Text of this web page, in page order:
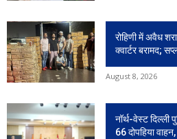
रोहिणी में अवैध
क्वार्टर बरामद;
August 8, 2026
नॉर्थ-वेस्ट दिल्ली
66 दोपहिया